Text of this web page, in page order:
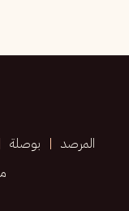
المرصد بوصلة